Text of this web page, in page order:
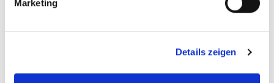
Marketing
Details zeigen